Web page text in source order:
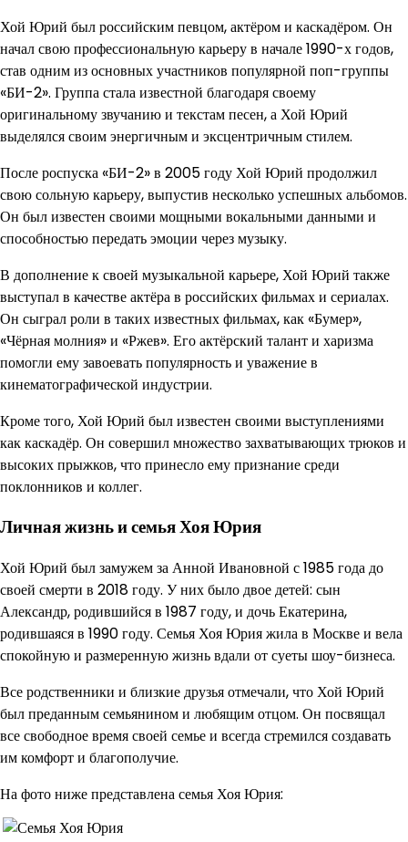
Хой Юрий был российским певцом, актёром и каскадёром. Он
начал свою профессиональную карьеру в начале 1990-х годов,
став одним из основных участников популярной поп-группы
«БИ-2». Группа стала известной благодаря своему
оригинальному звучанию и текстам песен, а Хой Юрий
выделялся своим энергичным и эксцентричным стилем.
После роспуска «БИ-2» в 2005 году Хой Юрий продолжил
свою сольную карьеру, выпустив несколько успешных альбомов.
Он был известен своими мощными вокальными данными и
способностью передать эмоции через музыку.
В дополнение к своей музыкальной карьере, Хой Юрий также
выступал в качестве актёра в российских фильмах и сериалах.
Он сыграл роли в таких известных фильмах, как «Бумер»,
«Чёрная молния» и «Ржев». Его актёрский талант и харизма
помогли ему завоевать популярность и уважение в
кинематографической индустрии.
Кроме того, Хой Юрий был известен своими выступлениями
как каскадёр. Он совершил множество захватывающих трюков и
высоких прыжков, что принесло ему признание среди
поклонников и коллег.
Личная жизнь и семья Хоя Юрия
Хой Юрий был замужем за Анной Ивановной с 1985 года до
своей смерти в 2018 году. У них было двое детей: сын
Александр, родившийся в 1987 году, и дочь Екатерина,
родившаяся в 1990 году. Семья Хоя Юрия жила в Москве и вела
спокойную и размеренную жизнь вдали от суеты шоу-бизнеса.
Все родственники и близкие друзья отмечали, что Хой Юрий
был преданным семьянином и любящим отцом. Он посвящал
все свободное время своей семье и всегда стремился создавать
им комфорт и благополучие.
На фото ниже представлена семья Хоя Юрия: